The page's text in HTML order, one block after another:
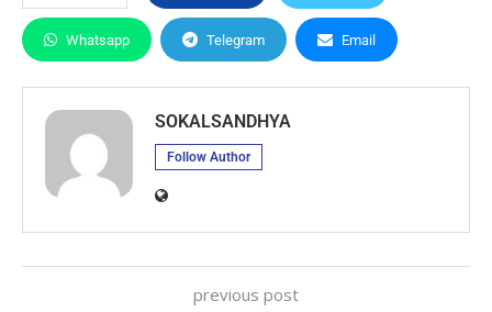
Whatsapp Telegram Email
SOKALSANDHYA
Follow Author
previous post